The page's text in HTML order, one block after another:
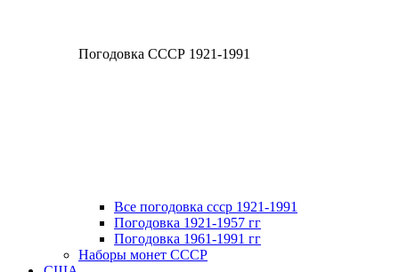
Погодовка СССР 1921-1991
Все погодовка ссср 1921-1991
Погодовка 1921-1957 гг
Погодовка 1961-1991 гг
Наборы монет СССР